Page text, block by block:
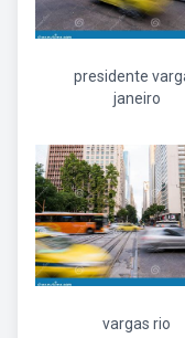
presidente
janeiro
vargas rio